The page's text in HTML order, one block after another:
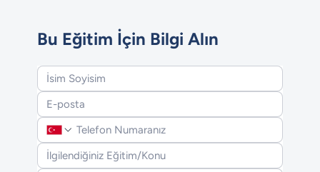
Bu Eğitim İçin Bilgi Alın